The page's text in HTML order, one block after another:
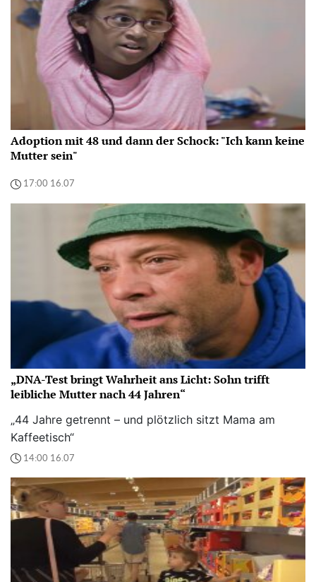
Adoption mit 48 und dann der Schock: "Ich kann keine
Mutter sein"
17:00 16.07
„DNA-Test bringt Wahrheit ans Licht: Sohn trifft
leibliche Mutter nach 44 Jahren“
„44 Jahre getrennt – und plötzlich sitzt Mama am
Kaffeetisch“
14:00 16.07